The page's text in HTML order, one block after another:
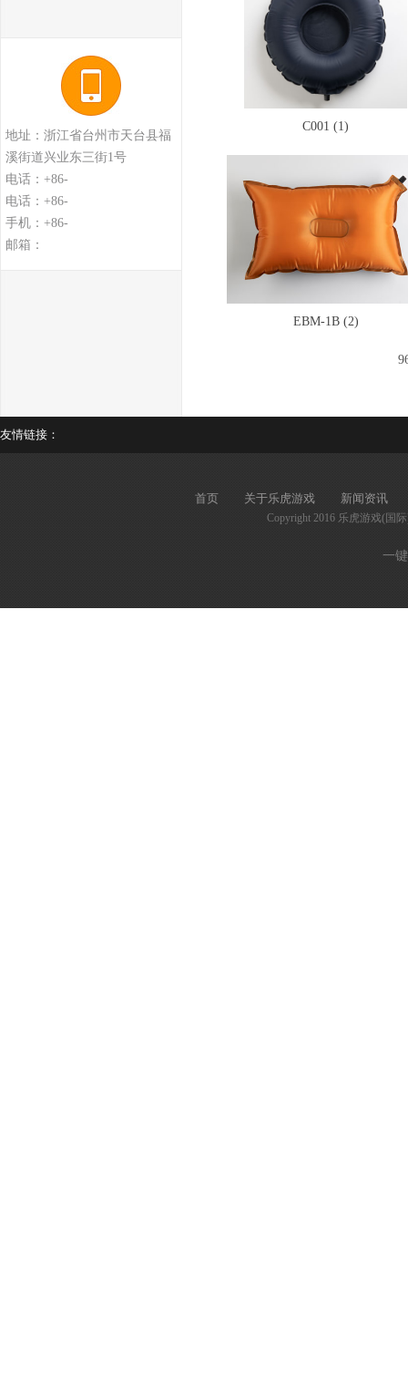
地址：浙江省台州市天台县福
溪街道兴业东三街1号
电话：+86-
电话：+86-
手机：+86-
邮箱：
C001 (1)
EBM-1B (2)
友情链接：
首页 关于乐虎游戏 新闻资讯
Copyright 2016 乐虎游戏(国
一